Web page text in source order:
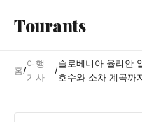
Tourants
홈/
여행
기사
/
슬로베니아 율리안
호수와 소차 계곡까